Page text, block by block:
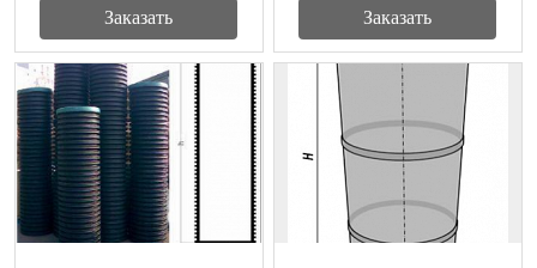
Заказать Заказать